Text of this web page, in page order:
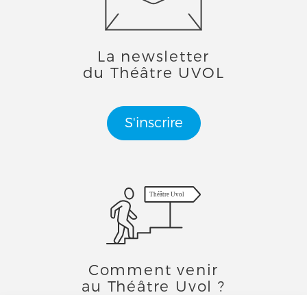
La newsletter
du Théâtre UVOL
S'inscrire
Théâtre Uvol
Comment venir
au Théâtre Uvol ?